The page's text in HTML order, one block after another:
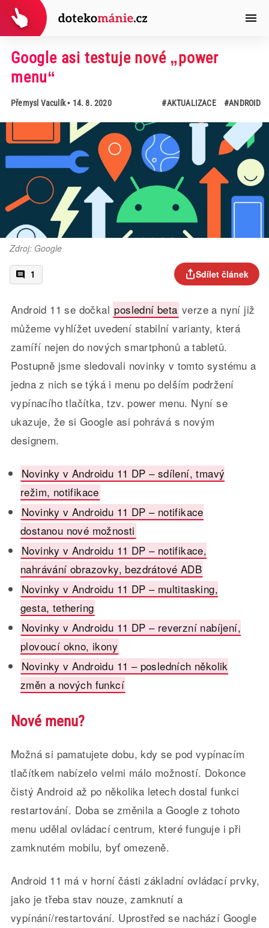
Google asi testuje nové „power
menu“
Přemysl Vaculík• 14. 8. 2020 #AKTUALIZACE #ANDROID
Zdroj: Google
1 Sdílet článek
Android 11 se dočkal poslední beta verze a nyní již
můžeme vyhlížet uvedení stabilní varianty, která
zamíří nejen do nových smartphonů a tabletů.
Postupně jsme sledovali novinky v tomto systému a
jedna z nich se týká i menu po delším podržení
vypínacího tlačítka, tzv. power menu. Nyní se
ukazuje, že si Google asi pohrává s novým
designem.
Novinky v Androidu 11 DP – sdílení, tmavý
režim, notifikace
Novinky v Androidu 11 DP – notifikace
dostanou nové možnosti
Novinky v Androidu 11 DP – notifikace,
nahrávání obrazovky, bezdrátové ADB
Novinky v Androidu 11 DP – multitasking,
gesta, tethering
Novinky v Androidu 11 DP – reverzní nabíjení,
plovoucí okno, ikony
Novinky v Androidu 11 – posledních několik
změn a nových funkcí
Nové menu?
Možná si pamatujete dobu, kdy se pod vypínacím
tlačítkem nabízelo velmi málo možností. Dokonce
čistý Android až po několika letech dostal funkci
restartování. Doba se změnila a Google z tohoto
menu udělal ovládací centrum, které funguje i při
zamknutém mobilu, byť omezeně.
Android 11 má v horní části základní ovládací prvky,
jako je třeba stav nouze, zamknutí a
vypínání/restartování. Uprostřed se nachází Google